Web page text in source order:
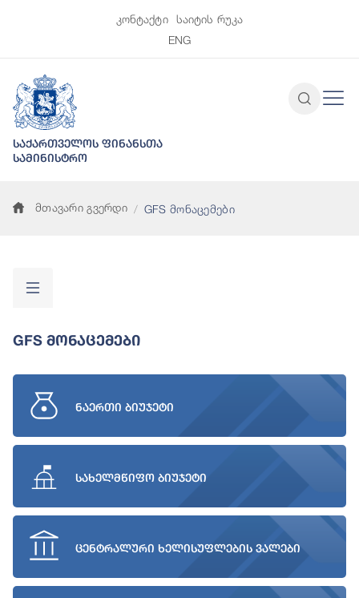
კონტაქტი
საიტის რუკა
ENG
საქართველოს ფინანსთა
სამინისტრო
მთავარი გვერდი GFS მონაცემები
GFS Მონაცემები
ნაერთი ბიუჯეტი
სახელმწიფო ბიუჯეტი
ცენტრალური ხელისუფლების ვალები